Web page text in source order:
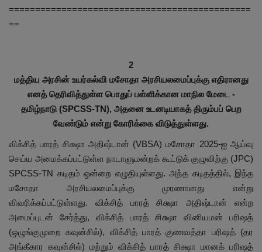
==============================================
==
2
மத்திய அரசின் உயர்கல்வி மசோதா அரசியலமைப்புக்கு எதிரானது
எனத் தெரிவித்துள்ள பொதுப் பள்ளிக்கான மாநில மேடை -
தமிழ்நாடு (SPCSS-TN), அதனை உடனடியாகத் திரும்பப் பெற
வேண்டும் என்று கோரிக்கை விடுத்துள்ளது.
விக்சித் பாரத் சிக்ஷா அதிஷ்டான் (VBSA) மசோதா 2025-ஐ ஆய்வு
செய்ய அமைக்கப்பட்டுள்ள நாடாளுமன்றக் கூட்டுக் குழுவிற்கு (JPC)
SPCSS-TN கடிதம் ஒன்றை எழுதியுள்ளது. அந்த கடிதத்தில், இந்த
மசோதா அரசியலமைப்புக்கு முரணானது என்று
விவரிக்கப்பட்டுள்ளது. விக்சித் பாரத் சிக்ஷா அதிஷ்டான் என்ற
அமைப்புடன் சேர்த்து, விக்சித் பாரத் சிக்ஷா வினியமன் பரிஷத்
(ஒழுங்குமுறை கவுன்சில்), விக்சித் பாரத் குணவத்தா பரிஷத் (தர
அங்கீகார கவுன்சில்) மற்றும் விக்சித் பாரத் சிக்ஷா மானக் பரிஷத்